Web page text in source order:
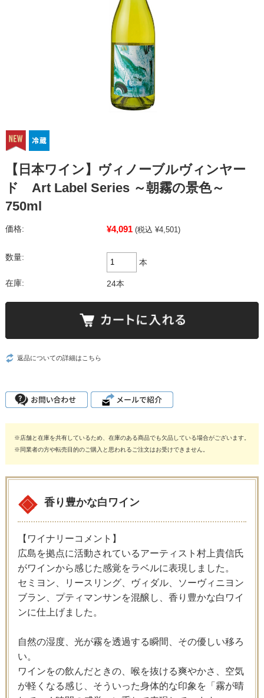
【日本ワイン】ヴィノーブルヴィンヤー
ド Art Label Series ～朝霧の景色～
750ml
価格: ¥4,091 (税込 ¥4,501)
数量:
本
在庫: 24本
返品についての詳細はこちら
※店舗と在庫を共有しているため、在庫のある商品でも欠品している場合がございます。
※同業者の方や転売目的のご購入と思われるご注文はお受けできません。
香り豊かな白ワイン
【ワイナリーコメント】
広島を拠点に活動されているアーティスト村上貴信氏
がワインから感じた感覚をラベルに表現しました。
セミヨン、リースリング、ヴィダル、ソーヴィニヨン
ブラン、プティマンサンを混醸し、香り豊かな白ワイ
ンに仕上げました。
自然の湿度、光が霧を透過する瞬間、その優しい移ろ
い。
ワインをの飲んだときの、喉を抜ける爽やかさ、空気
が軽くなる感じ、そういった身体的な印象を「霧が晴